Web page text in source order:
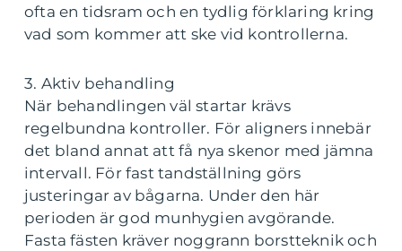
ofta en tidsram och en tydlig förklaring kring
vad som kommer att ske vid kontrollerna.
3. Aktiv behandling
När behandlingen väl startar krävs
regelbundna kontroller. För aligners innebär
det bland annat att få nya skenor med jämna
intervall. För fast tandställning görs
justeringar av bågarna. Under den här
perioden är god munhygien avgörande.
Fasta fästen kräver noggrann borstteknik och